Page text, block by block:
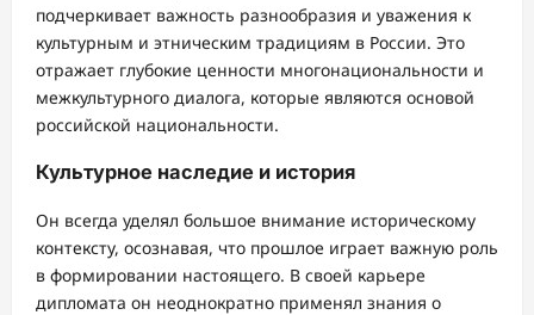
подчеркивает важность разнообразия и уважения к
культурным и этническим традициям в России. Это
отражает глубокие ценности многонациональности и
межкультурного диалога, которые являются основой
российской национальности.
Культурное наследие и история
Он всегда уделял большое внимание историческому
контексту, осознавая, что прошлое играет важную роль
в формировании настоящего. В своей карьере
дипломата он неоднократно применял знания о